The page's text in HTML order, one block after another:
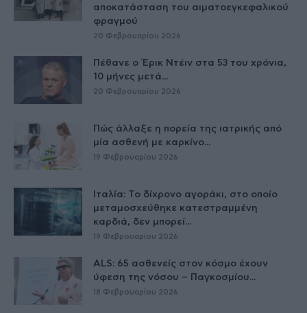
αποκατάσταση του αιματοεγκεφαλικού
φραγμού
20 Φεβρουαρίου 2026
Πέθανε ο Έρικ Ντέιν στα 53 του χρόνια,
10 μήνες μετά...
20 Φεβρουαρίου 2026
Πώς άλλαξε η πορεία της ιατρικής από
μία ασθενή με καρκίνο...
19 Φεβρουαρίου 2026
Ιταλία: Το δίχρονο αγοράκι, στο οποίο
μεταμοσχεύθηκε κατεστραμμένη
καρδιά, δεν μπορεί...
19 Φεβρουαρίου 2026
ALS: 65 ασθενείς στον κόσμο έχουν
ύφεση της νόσου – Παγκοσμίου...
18 Φεβρουαρίου 2026